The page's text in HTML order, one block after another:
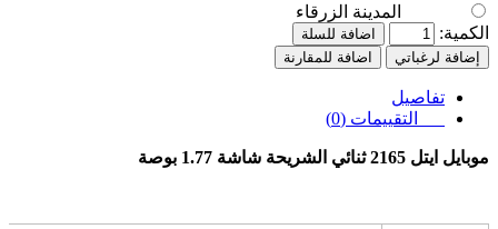
المدينة الزرقاء
الكمية:
اضافة للسلة
إضافة لرغباتي
اضافة للمقارنة
تفاصيل
التقييمات (0)
موبايل ايتل 2165 ثنائي الشريحة شاشة 1.77 بوصة